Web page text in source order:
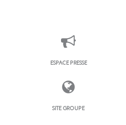
ESPACE PRESSE
SITE GROUPE